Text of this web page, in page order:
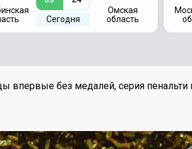
Сегодня
Омская
область
впервые без медалей, серия пенальти